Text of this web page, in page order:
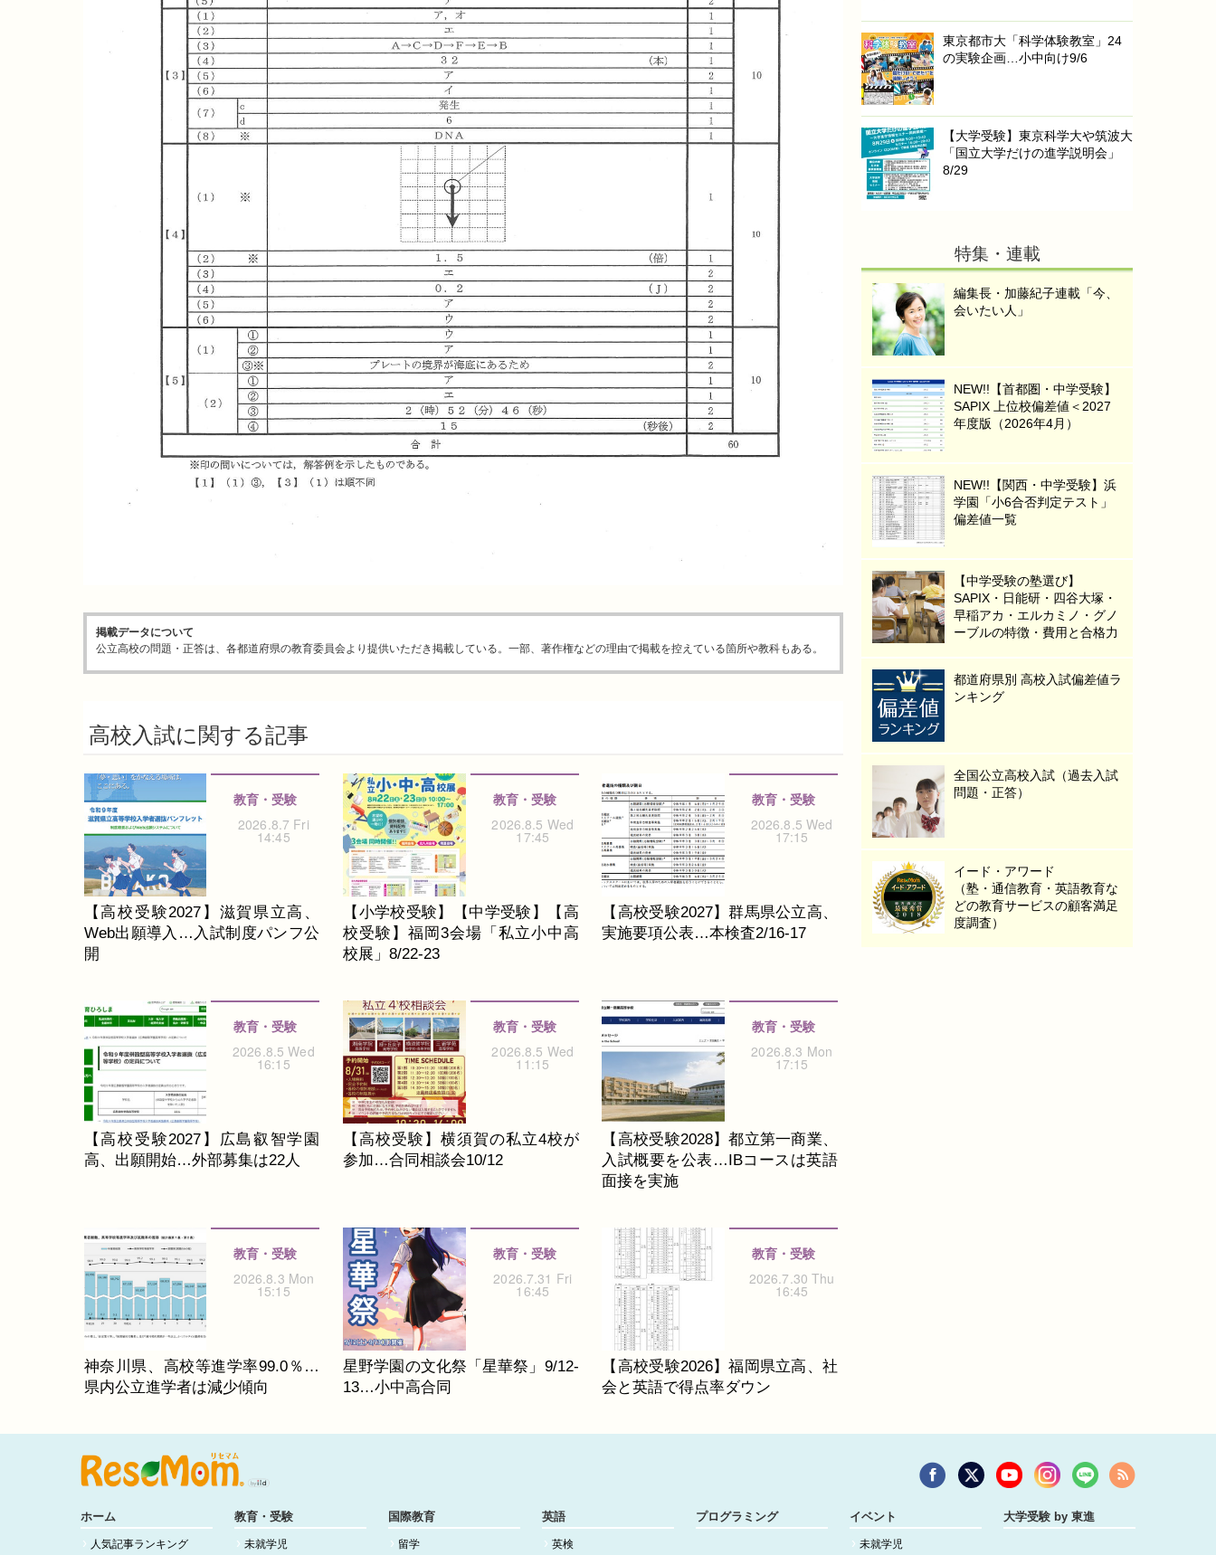
掲載データについて
公立高校の問題・正答は、各都道府県の教育委員会より提供いただき掲載している。一部、著作権などの理由で掲載を控えている箇所や教科もある。
高校入試に関する記事
【高校受験2027】滋賀県立高、
Web出願導入…入試制度パンフ公
開
教育・受験
2026.8.7 Fri
14:45
【小学校受験】【中学受験】【高
校受験】福岡3会場「私立小中高
校展」8/22-23
教育・受験
2026.8.5 Wed
17:45
【高校受験2027】群馬県公立高、
実施要項公表…本検査2/16-17
教育・受験
2026.8.5 Wed
17:15
【高校受験2027】広島叡智学園
高、出願開始…外部募集は22人
教育・受験
2026.8.5 Wed
16:15
【高校受験】横須賀の私立4校が
参加…合同相談会10/12
教育・受験
2026.8.5 Wed
11:15
【高校受験2028】都立第一商業、
入試概要を公表…IBコースは英語
面接を実施
教育・受験
2026.8.3 Mon
17:15
神奈川県、高校等進学率99.0％…
県内公立進学者は減少傾向
教育・受験
2026.8.3 Mon
15:15
星野学園の文化祭「星華祭」9/12-
13…小中高合同
教育・受験
2026.7.31 Fri
16:45
【高校受験2026】福岡県立高、社
会と英語で得点率ダウン
教育・受験
2026.7.30 Thu
16:45
東京都市大「科学体験教室」24
の実験企画…小中向け9/6
【大学受験】東京科学大や筑波大
「国立大学だけの進学説明会」
8/29
特集・連載
編集長・加藤紀子連載「今、
会いたい人」
NEW!!【首都圏・中学受験】
SAPIX 上位校偏差値＜2027
年度版（2026年4月）
NEW!!【関西・中学受験】浜
学園「小6合否判定テスト」
偏差値一覧
【中学受験の塾選び】
SAPIX・日能研・四谷大塚・
早稲アカ・エルカミノ・グノ
ーブルの特徴・費用と合格力
都道府県別 高校入試偏差値ラ
ンキング
全国公立高校入試（過去入試
問題・正答）
イード・アワード
（塾・通信教育・英語教育な
どの教育サービスの顧客満足
度調査）
ホーム
人気記事ランキング
教育・受験
未就学児
国際教育
留学
英語
英検
プログラミング イベント
未就学児
大学受験 by 東進